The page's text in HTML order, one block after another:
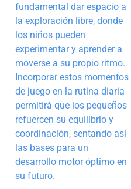
fundamental dar espacio a
la exploración libre, donde
los niños pueden
experimentar y aprender a
moverse a su propio ritmo.
Incorporar estos momentos
de juego en la rutina diaria
permitirá que los pequeños
refuercen su equilibrio y
coordinación, sentando así
las bases para un
desarrollo motor óptimo en
su futuro.